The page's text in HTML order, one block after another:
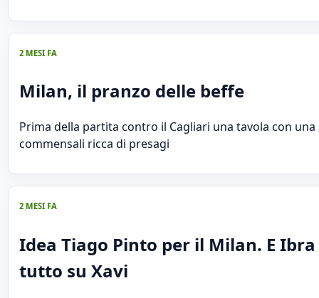
2 MESI FA
Milan, il pranzo delle beffe
Prima della partita contro il Cagliari una tavola con una
commensali ricca di presagi
2 MESI FA
Idea Tiago Pinto per il Milan. E
tutto su Xavi